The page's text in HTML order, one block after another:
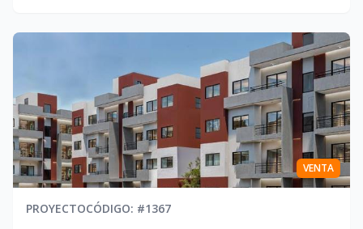
VENTA
PROYECTOCÓDIGO: #1367